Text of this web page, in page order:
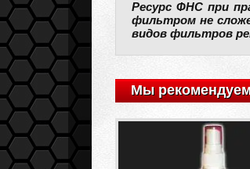
Ресурс ФНС при
фильтром не
видов фильтров
Мы